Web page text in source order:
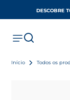
DESCOBRE
Início Todos os